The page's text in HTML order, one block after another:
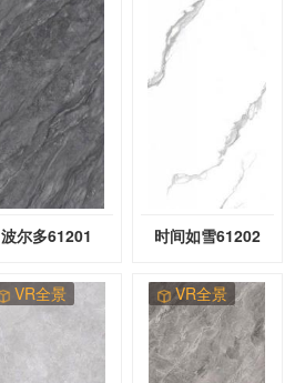
波尔多61201 时间如雪61202
VR全景 VR全景